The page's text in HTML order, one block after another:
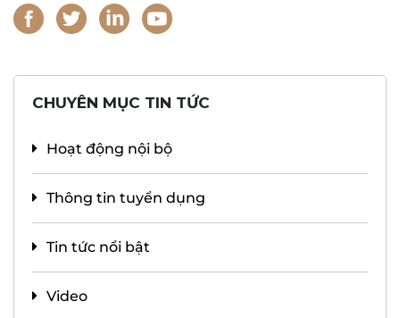
CHUYÊN MỤC TIN TỨC
Hoạt động nội bộ
Thông tin tuyển dụng
Tin tức nổi bật
Video